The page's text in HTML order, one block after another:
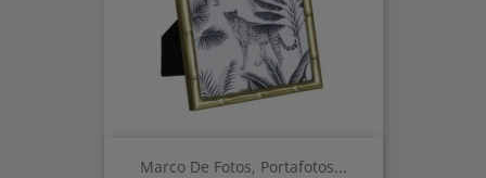
Marco De Fotos, Portafotos...